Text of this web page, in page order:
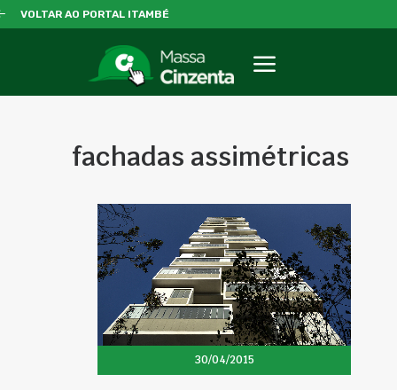
VOLTAR AO PORTAL ITAMBÉ
fachadas assimétricas
30/04/2015